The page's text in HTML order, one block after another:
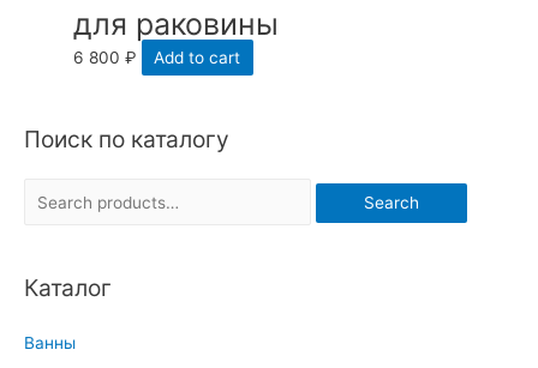
Поиск по каталогу
r
h
Search
Каталог
Ванны
для раковины
6 800₽ Add to cart